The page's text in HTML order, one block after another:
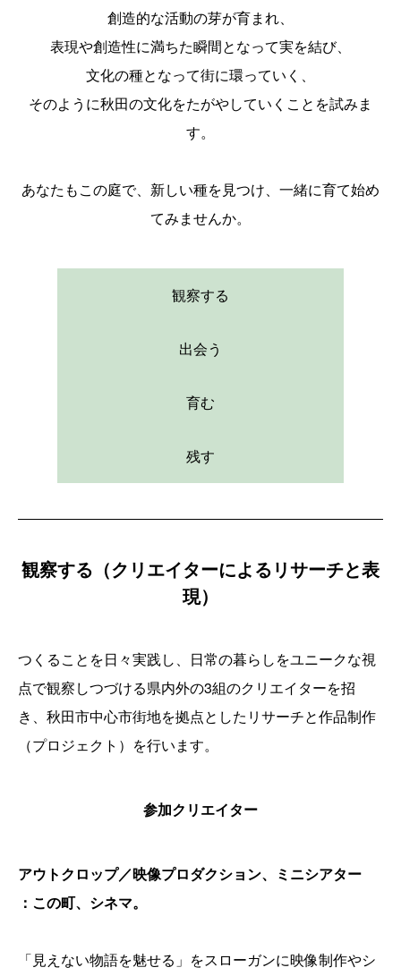
創造的な活動の芽が育まれ、
表現や創造性に満ちた瞬間となって実を結び、
文化の種となって街に環っていく、
そのように秋田の文化をたがやしていくことを試みま
す。
あなたもこの庭で、新しい種を見つけ、一緒に育て始め
てみませんか。
観察する
出会う
育む
残す
観察する（クリエイターによるリサーチと表
現）
つくることを日々実践し、日常の暮らしをユニークな視
点で観察しつづける県内外の3組のクリエイターを招
き、秋田市中心市街地を拠点としたリサーチと作品制作
（プロジェクト）を行います。
参加クリエイター
アウトクロップ／映像プロダクション、ミニシアター
：この町、シネマ。
「見えない物語を魅せる」をスローガンに映像制作やシ